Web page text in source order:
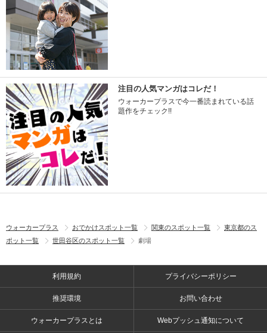
注目の人気マンガはコレだ！
ウォーカープラスで今一番読まれている話
題作をチェック!!
ウォーカープラス おでかけスポット一覧 関東のスポット一覧
東京都のス
ポット一覧
世田谷区のスポット一覧 劇場
利用規約 プライバシーポリシー
推奨環境 お問い合わせ
ウォーカープラスとは Webプッシュ通知について